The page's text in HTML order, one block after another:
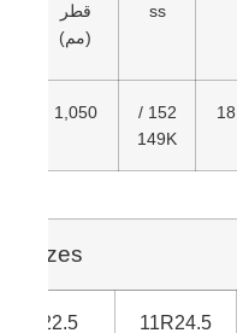
ss
قطر
(مم)
18
152 /
149K
1,050
Sizes
11R24.5
13R22.5